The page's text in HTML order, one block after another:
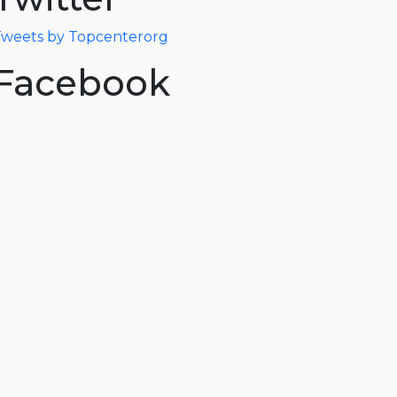
by Topcenterorg